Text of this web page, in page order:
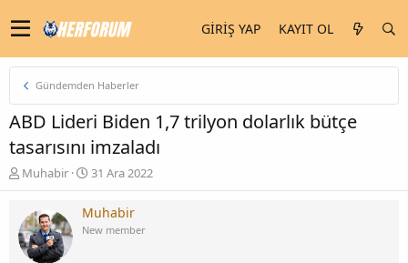
GIRIŞ YAP KAYIT OL
Gündemden Haberler
ABD Lideri Biden 1,7 trilyon dolarlık bütçe
tasarısını imzaladı
K
o
u
y
u
Muhabir
B
a
ş
l
a
31 Ara 2022
Muhabir
New member